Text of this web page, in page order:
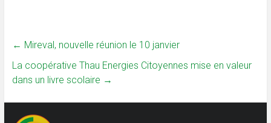
← Mireval, nouvelle réunion le 10 janvier
La coopérative Thau Energies Citoyennes mise en valeur
dans un livre scolaire →